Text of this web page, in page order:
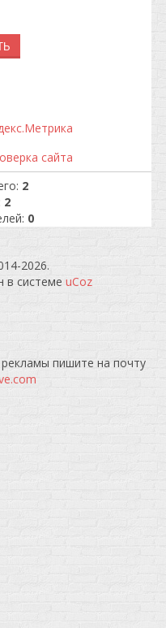
2
2
0
2026.
в системе uCoz
пишите на почту